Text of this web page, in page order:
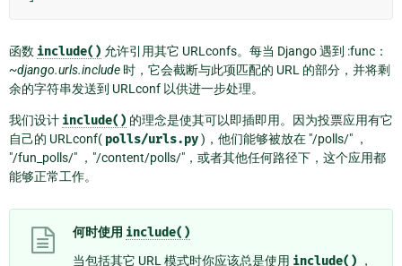
函数 include() 允许引用其它 URLconfs。每当 Django 遇到 :func：
~django.urls.include 时，它会截断与此项匹配的 URL 的部分，并将剩
余的字符串发送到 URLconf 以供进一步处理。
我们设计 include() 的理念是使其可以即插即用。因为投票应用有它
自己的 URLconf( polls/urls.py)，他们能够被放在 "/polls/" ，
"/fun_polls/" ，"/content/polls/"，或者其他任何路径下，这个应用都
能够正常工作。
何时使用 include()
当包括其它 URL 模式时你应该总是使用 include() ，